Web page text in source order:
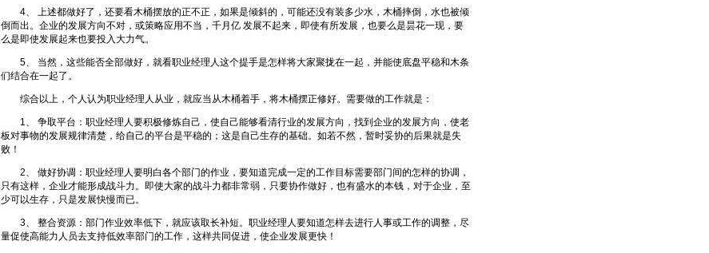
4、 上述都做好了，还要看木桶摆放的正不正，如果是倾斜的，可能还没有装多少水，木桶摔倒，水也被倾
倒而出。企业的发展方向不对，或策略应用不当，千月亿 发展不起来，即使有所发展，也要么是昙花一现，要
么是即使发展起来也要投入大力气。
5、 当然，这些能否全部做好，就看职业经理人这个提手是怎样将大家聚拢在一起，并能使底盘平稳和木条
们结合在一起了。
综合以上，个人认为职业经理人从业，就应当从木桶着手，将木桶摆正修好。需要做的工作就是：
1、 争取平台：职业经理人要积极修炼自己，使自己能够看清行业的发展方向，找到企业的发展方向，使老
板对事物的发展规律清楚，给自己的平台是平稳的；这是自己生存的基础。如若不然，暂时妥协的后果就是失
败！
2、 做好协调：职业经理人要明白各个部门的作业，要知道完成一定的工作目标需要部门间的怎样的协调，
只有这样，企业才能形成战斗力。即使大家的战斗力都非常弱，只要协作做好，也有盛水的本钱，对于企业，至
少可以生存，只是发展快慢而已。
3、 整合资源：部门作业效率低下，就应该取长补短。职业经理人要知道怎样去进行人事或工作的调整，尽
量促使高能力人员去支持低效率部门的工作，这样共同促进，使企业发展更快！